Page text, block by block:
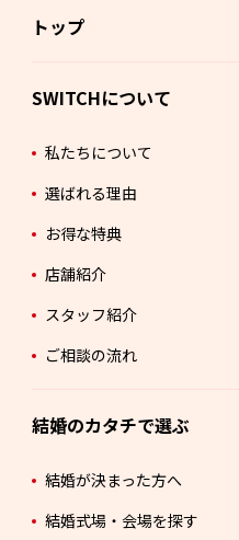
トップ
SWITCHについて
私たちについて
選ばれる理由
お得な特典
店舗紹介
スタッフ紹介
ご相談の流れ
結婚のカタチで選ぶ
結婚が決まった方へ
結婚式場・会場を探す